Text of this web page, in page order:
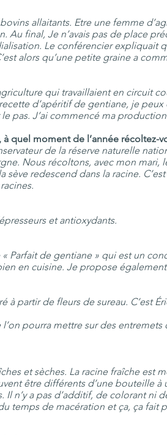
allaitants. Etre une femme
Au final, Je n’avais pas de place
Le conférencier expliquait
alors qu’une petite graine a
qui travaillaient en circuit
d’apéritif de gentiane, je
pas. J’ai commencé ma production
quel moment de l’année récoltez-
de la réserve naturelle
Nous récoltons, avec mon mari,
redescend dans la racine.
et antioxydants.
de gentiane » qui est un
en cuisine. Je propose
à partir de fleurs de sureau. C’est
pourra mettre sur des entremets
et sèches. La racine fraîche est
être différents d’une bouteille à
n’y a pas d’additif, de colorant ni
temps de macération et ça, ça fait